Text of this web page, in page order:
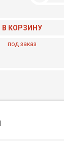
В КОРЗИНУ
под заказ